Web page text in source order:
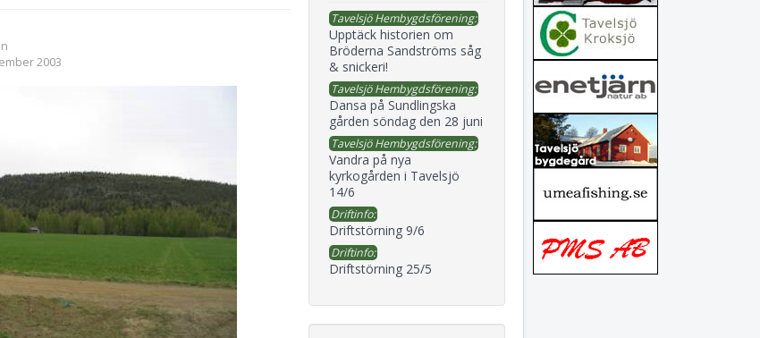
2003
Tavelsjö Hembygdsförening:
Upptäck historien om
Bröderna Sandströms såg
& snickeri!
Tavelsjö Hembygdsförening:
Dansa på Sundlingska
gården söndag den 28 juni
Tavelsjö Hembygdsförening:
Vandra på nya
kyrkogården i Tavelsjö
14/6
Driftinfo:
Driftstörning 9/6
Driftinfo:
Driftstörning 25/5